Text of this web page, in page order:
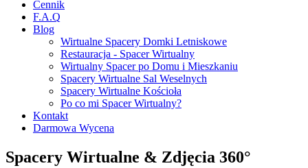
Wirtualne Spacery Orneta
Wirtualne Spacery Orzysz
Wirtualne Spacery Ostróda
Wirtualne Spacery Pasłęk
Wirtualne Spacery Pasym
Wirtualne Spacery Pieniężno
Wirtualne Spacery Pisz
Wirtualne Spacery Reszel
Wirtualne Spacery Ruciane-Nida
Wirtualne Spacery Ryn
Wirtualne Spacery Sępopol
Cennik
F.A.Q
Blog
Wirtualne Spacery Domki Letniskowe
Restauracja - Spacer Wirtualny
Wirtualny Spacer po Domu i Mieszkaniu
Spacery Wirtualne Sal Weselnych
Spacery Wirtualne Kościoła
Po co mi Spacer Wirtualny?
Kontakt
Darmowa Wycena
Spacery Wirtualne & Zdjęcia 360°